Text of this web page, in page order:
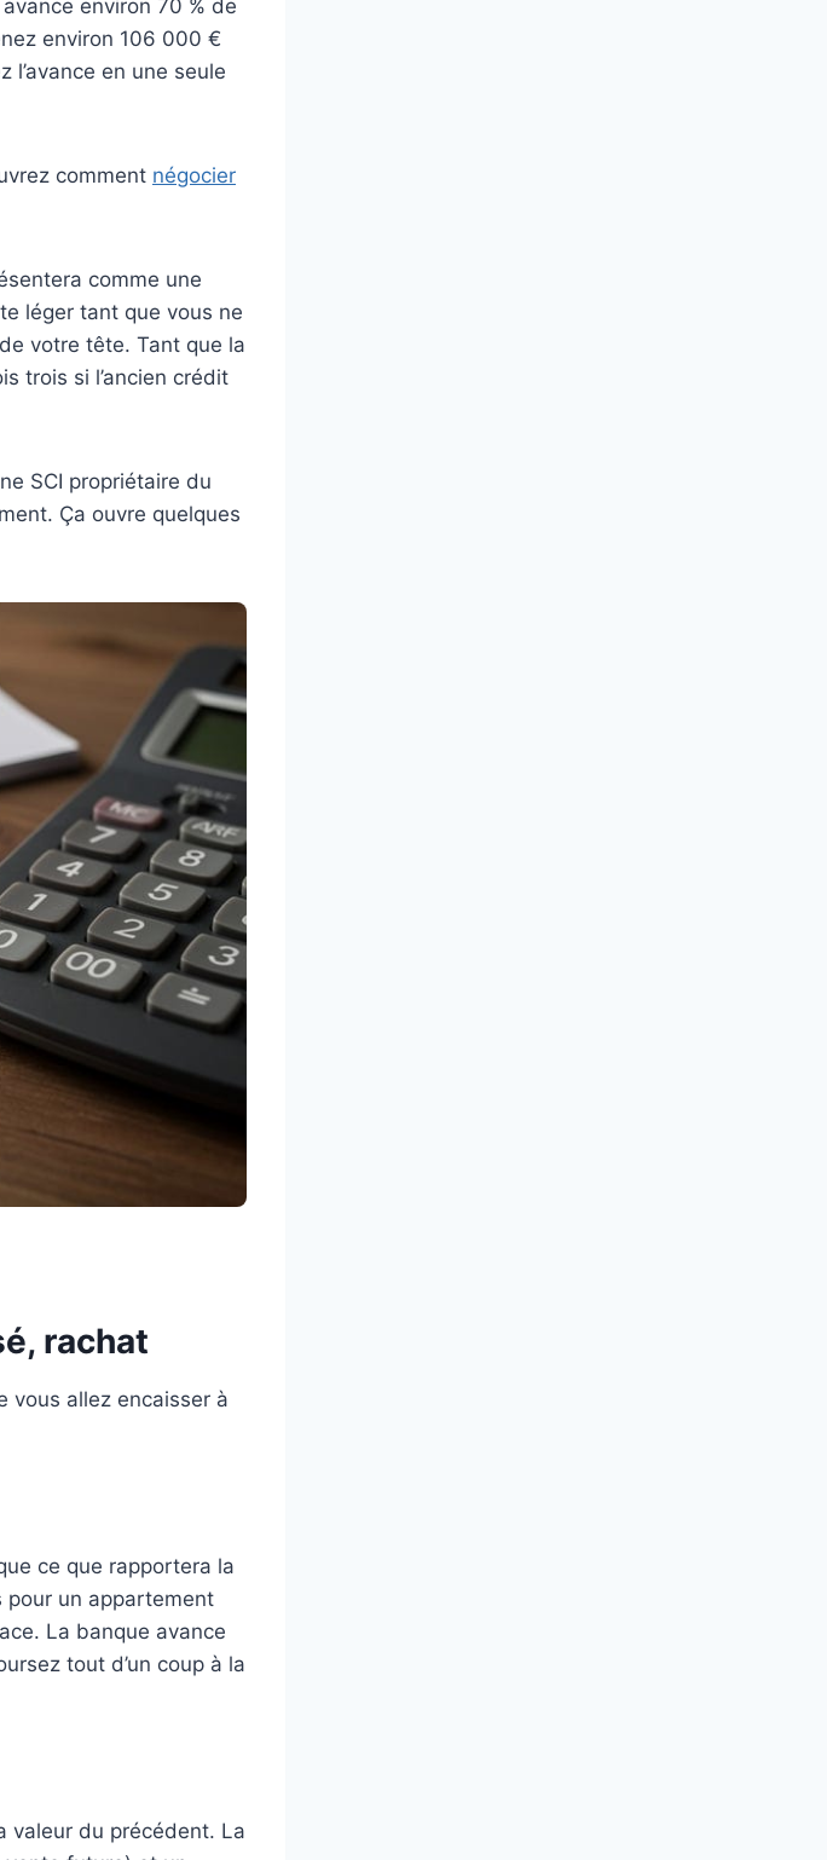
environ 70 % de
environ 106 000 €
en une seule
comment négocier
comme une
léger tant que vous ne
votre tête. Tant que la
trois si l’ancien crédit
SCI propriétaire du
Ça ouvre quelques
rachat
vous allez encaisser à
ce que rapportera la
pour un appartement
La banque avance
tout d’un coup à la
valeur du précédent. La